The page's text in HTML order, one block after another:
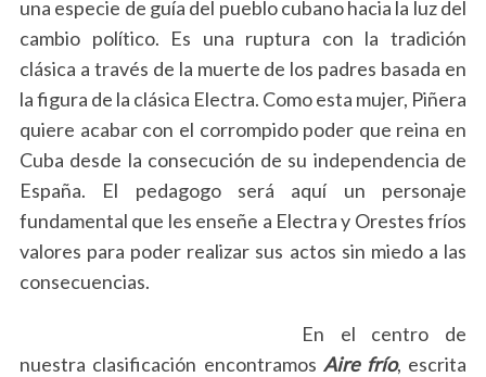
una especie de guía del pueblo cubano hacia la luz del
cambio político. Es una ruptura con la tradición
clásica a través de la muerte de los padres basada en
la figura de la clásica Electra. Como esta mujer, Piñera
quiere acabar con el corrompido poder que reina en
Cuba desde la consecución de su independencia de
España. El pedagogo será aquí un personaje
fundamental que les enseñe a Electra y Orestes fríos
valores para poder realizar sus actos sin miedo a las
consecuencias.
En el centro de
nuestra clasificación encontramosAire frío, escrita